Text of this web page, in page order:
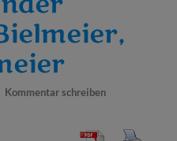
Kommentar schreiben